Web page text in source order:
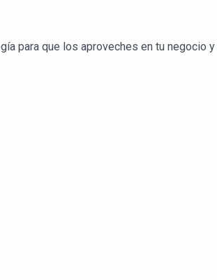
para que los aproveches en tu negocio y